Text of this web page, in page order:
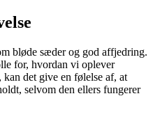
bløde sæder og god affjedring.
for, hvordan vi oplever
det give en følelse af, at
selvom den ellers fungerer